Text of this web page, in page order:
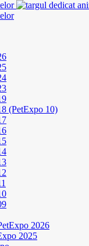
(PetExpo 10)
2026
2025